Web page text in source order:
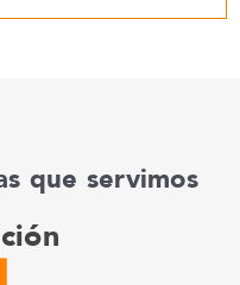
que servimos